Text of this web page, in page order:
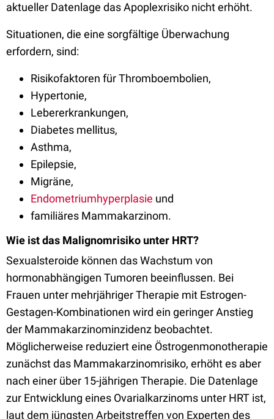
aktueller Datenlage das Apoplexrisiko nicht erhöht.
Situationen, die eine sorgfältige Überwachung
erfordern, sind:
Risikofaktoren für Thromboembolien,
Hypertonie,
Lebererkrankungen,
Diabetes mellitus,
Asthma,
Epilepsie,
Migräne,
Endometriumhyperplasie und
familiäres Mammakarzinom.
Wie ist das Malignomrisiko unter HRT?
Sexualsteroide können das Wachstum von
hormonabhängigen Tumoren beeinflussen. Bei
Frauen unter mehrjähriger Therapie mit Estrogen-
Gestagen-Kombinationen wird ein geringer Anstieg
der Mammakarzinominzidenz beobachtet.
Möglicherweise reduziert eine Östrogenmonotherapie
zunächst das Mammakarzinomrisiko, erhöht es aber
nach einer über 15-jährigen Therapie. Die Datenlage
zur Entwicklung eines Ovarialkarzinoms unter HRT ist,
laut dem jüngsten Arbeitstreffen von Experten des